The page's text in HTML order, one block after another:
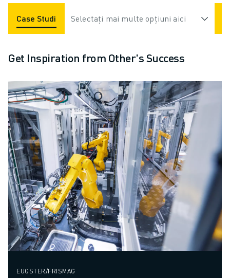
Case Studies Applications Industries
Selectați mai multe opțiuni aici
Get Inspiration from Other's Success
EUGSTER/FRISMAG